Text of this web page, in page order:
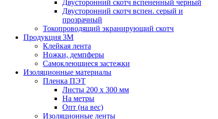
Двусторонний скотч вспененный черный
Двусторонний скотч вспен. серый и
прозрачный
Токопроводящий экранирующий скотч
Продукция 3M
Клейкая лента
Ножки, демпферы
Самоклеющиеся застежки
Изоляционные материалы
Пленка ПЭТ
Листы 200 х 300 мм
На метры
Опт (на вес)
Изоляционные ленты